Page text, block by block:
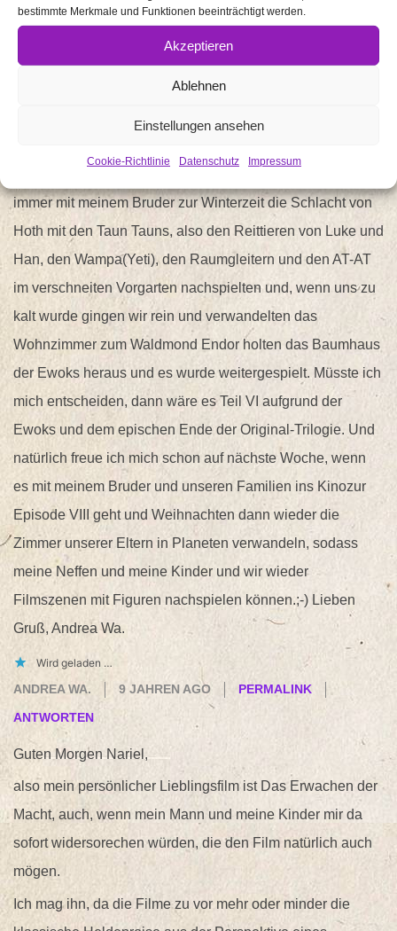
bestimmte Merkmale und Funktionen beeinträchtigt werden.
Akzeptieren
Ablehnen
Einstellungen ansehen
Cookie-Richtlinie Datenschutz Impressum
KATHRIN BOCK
9 JAHREN AGO PERMALINK
bei mir ist es auch die Rückkehr der Jedi Ritter und dann
immer mit meinem Bruder zur Winterzeit die Schlacht von
Hoth mit den Taun Tauns, also den Reittieren von Luke und
Han, den Wampa(Yeti), den Raumgleitern und den AT-AT
im verschneiten Vorgarten nachspielten und, wenn uns zu
kalt wurde gingen wir rein und verwandelten das
Wohnzimmer zum Waldmond Endor holten das Baumhaus
der Ewoks heraus und es wurde weitergespielt. Müsste ich
mich entscheiden, dann wäre es Teil VI aufgrund der
Ewoks und dem epischen Ende der Original-Trilogie. Und
natürlich freue ich mich schon auf nächste Woche, wenn
es mit meinem Bruder und unseren Familien ins Kinozur
Episode VIII geht und Weihnachten dann wieder die
Zimmer unserer Eltern in Planeten verwandeln, sodass
meine Neffen und meine Kinder und wir wieder
Filmszenen mit Figuren nachspielen können.;-) Lieben
Gruß, Andrea Wa.
Wird geladen …
ANDREA WA.
9 JAHREN AGO PERMALINK
ANTWORTEN
Guten Morgen Nariel,
also mein persönlicher Lieblingsfilm ist Das Erwachen der
Macht, auch, wenn mein Mann und meine Kinder mir da
sofort widersorechen würden, die den Film natürlich auch
mögen.
Ich mag ihn, da die Filme zu vor mehr oder minder die